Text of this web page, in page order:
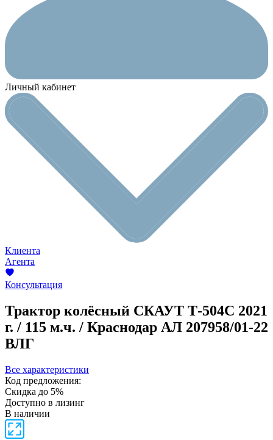
Личный кабинет
Клиента
Агента
Консультация
Трактор колёсный СКАУТ Т-504C 2021
г. / 115 м.ч. / Краснодар АЛ 207958/01-22
ВЛГ
Все характеристики
Код предложения:
Скидка до 5%
Доступно в лизинг
В наличии